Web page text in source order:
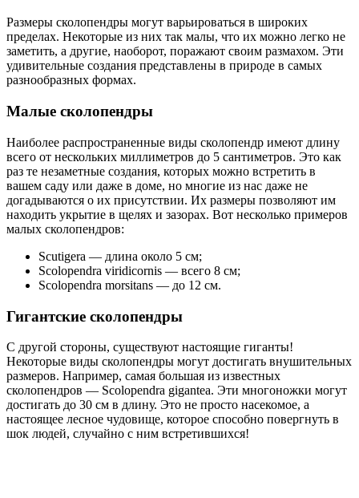
Размеры сколопендры могут варьироваться в широких
пределах. Некоторые из них так малы, что их можно легко не
заметить, а другие, наоборот, поражают своим размахом. Эти
удивительные создания представлены в природе в самых
разнообразных формах.
Малые сколопендры
Наиболее распространенные виды сколопендр имеют длину
всего от нескольких миллиметров до 5 сантиметров. Это как
раз те незаметные создания, которых можно встретить в
вашем саду или даже в доме, но многие из нас даже не
догадываются о их присутствии. Их размеры позволяют им
находить укрытие в щелях и зазорах. Вот несколько примеров
малых сколопендров:
Scutigera — длина около 5 см;
Scolopendra viridicornis — всего 8 см;
Scolopendra morsitans — до 12 см.
Гигантские сколопендры
С другой стороны, существуют настоящие гиганты!
Некоторые виды сколопендры могут достигать внушительных
размеров. Например, самая большая из известных
сколопендров — Scolopendra gigantea. Эти многоножки могут
достигать до 30 см в длину. Это не просто насекомое, а
настоящее лесное чудовище, которое способно повергнуть в
шок людей, случайно с ним встретившихся!